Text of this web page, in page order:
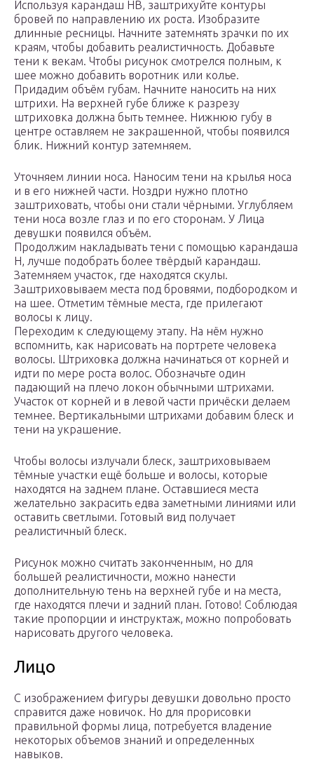
Используя карандаш HB, заштрихуйте контуры
бровей по направлению их роста. Изобразите
длинные ресницы. Начните затемнять зрачки по их
краям, чтобы добавить реалистичность. Добавьте
тени к векам. Чтобы рисунок смотрелся полным, к
шее можно добавить воротник или колье.
Придадим объём губам. Начните наносить на них
штрихи. На верхней губе ближе к разрезу
штриховка должна быть темнее. Нижнюю губу в
центре оставляем не закрашенной, чтобы появился
блик. Нижний контур затемняем.
Уточняем линии носа. Наносим тени на крылья носа
и в его нижней части. Ноздри нужно плотно
заштриховать, чтобы они стали чёрными. Углубляем
тени носа возле глаз и по его сторонам. У Лица
девушки появился объём.
Продолжим накладывать тени с помощью карандаша
H, лучше подобрать более твёрдый карандаш.
Затемняем участок, где находятся скулы.
Заштриховываем места под бровями, подбородком и
на шее. Отметим тёмные места, где прилегают
волосы к лицу.
Переходим к следующему этапу. На нём нужно
вспомнить, как нарисовать на портрете человека
волосы. Штриховка должна начинаться от корней и
идти по мере роста волос. Обозначьте один
падающий на плечо локон обычными штрихами.
Участок от корней и в левой части причёски делаем
темнее. Вертикальными штрихами добавим блеск и
тени на украшение.
Чтобы волосы излучали блеск, заштриховываем
тёмные участки ещё больше и волосы, которые
находятся на заднем плане. Оставшиеся места
желательно закрасить едва заметными линиями или
оставить светлыми. Готовый вид получает
реалистичный блеск.
Рисунок можно считать законченным, но для
большей реалистичности, можно нанести
дополнительную тень на верхней губе и на места,
где находятся плечи и задний план. Готово! Соблюдая
такие пропорции и инструктаж, можно попробовать
нарисовать другого человека.
Лицо
С изображением фигуры девушки довольно просто
справится даже новичок. Но для прорисовки
правильной формы лица, потребуется владение
некоторых объемов знаний и определенных
навыков.